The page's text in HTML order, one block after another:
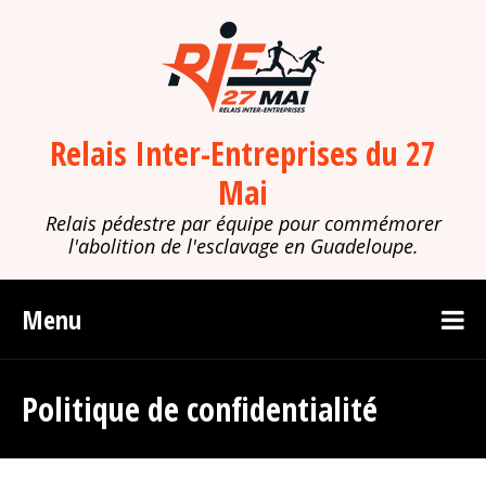
Relais Inter-Entreprises du 27
Mai
Relais pédestre par équipe pour commémorer
l'abolition de l'esclavage en Guadeloupe.
Menu
Politique de confidentialité